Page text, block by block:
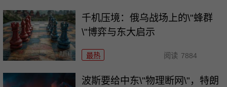
千机压境：俄乌战场上的\"蜂群
\"博弈与东大启示
最热 阅读 7884
波斯要给中东\"物理断网\"，特朗